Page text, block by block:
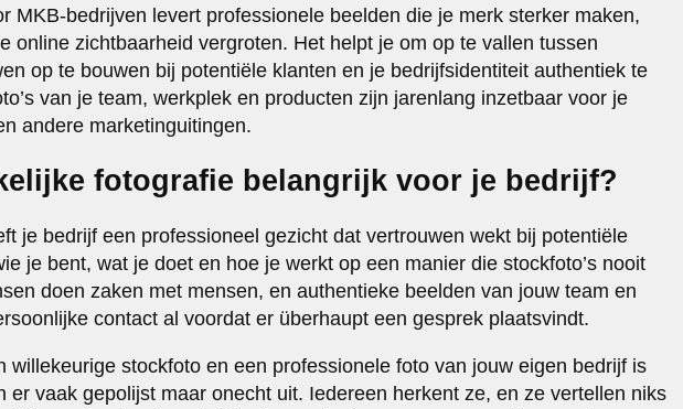
MKB-bedrijven levert professionele beelden die je merk sterker maken,
online zichtbaarheid vergroten. Het helpt je om op te vallen tussen
op te bouwen bij potentiële klanten en je bedrijfsidentiteit authentiek te
van je team, werkplek en producten zijn jarenlang inzetbaar voor je
andere marketinguitingen.
fotografie belangrijk voor je bedrijf?
je bedrijf een professioneel gezicht dat vertrouwen wekt bij potentiële
je bent, wat je doet en hoe je werkt op een manier die stockfoto’s nooit
doen zaken met mensen, en authentieke beelden van jouw team en
contact al voordat er überhaupt een gesprek plaatsvindt.
willekeurige stockfoto en een professionele foto van jouw eigen bedrijf is
er vaak gepolijst maar onecht uit. Iedereen herkent ze, en ze vertellen niks